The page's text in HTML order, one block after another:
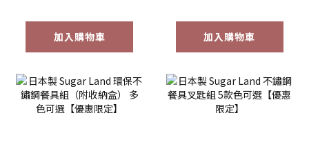
加入購物車 加入購物車